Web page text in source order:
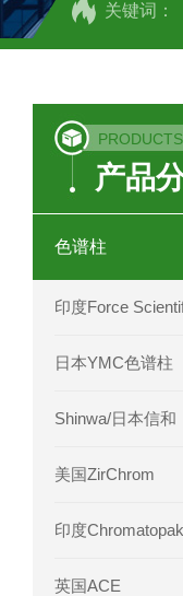
关键词：
产品
色谱柱
印度Force
日本YMC色谱柱
Shinwa/日本信和
美国ZirChrom
印度Chromatopak
英国ACE